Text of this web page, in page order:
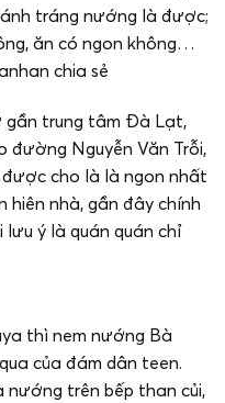
tráng nướng là được;
ăn có ngon không…
chia sẻ
gần trung tâm Đà Lạt,
đường Nguyễn Văn Trỗi,
cho là là ngon nhất
hiên nhà, gần đây chính
ý là quán quán chỉ
thì nem nướng Bà
của đám dân teen.
nướng trên bếp than củi,